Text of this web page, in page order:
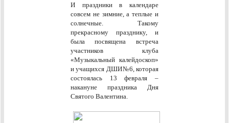
И праздники в календаре
совсем не зимние, а теплые и
солнечные. Такому
прекрасному празднику, и
была посвящена встреча
участников клуба
«Музыкальный калейдоскоп»
и учащихся ДШИ№6, которая
состоялась 13 февраля –
накануне праздника Дня
Святого Валентина.